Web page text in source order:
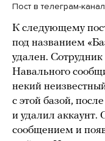
Пост в телеграм-
К следующему
под названием
удален.
Навального
некий
с этой базой,
и удалил аккаунт.
сообщением и